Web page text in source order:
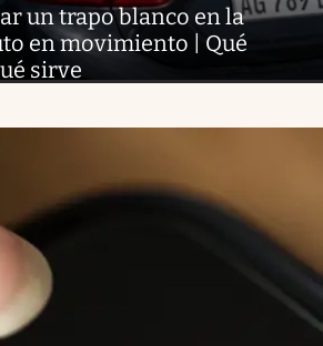
un trapo blanco en la
en movimiento | Qué
sirve